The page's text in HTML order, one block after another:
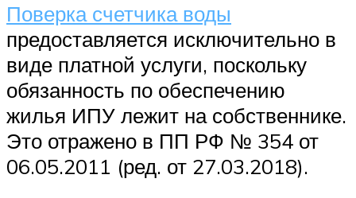
Поверка счетчика воды
предоставляется исключительно в
виде платной услуги, поскольку
обязанность по обеспечению
жилья ИПУ лежит на собственнике.
Это отражено в ПП РФ № 354 от
06.05.2011 (ред. от 27.03.2018).